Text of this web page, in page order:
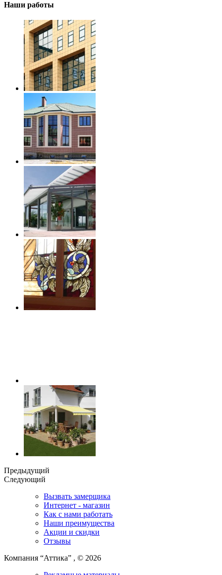
Наши работы
Предыдущий
Следующий
Вызвать замерщика
Интернет - магазин
Как с нами работать
Наши преимущества
Акции и скидки
Отзывы
Компания “Аттика” , © 2026